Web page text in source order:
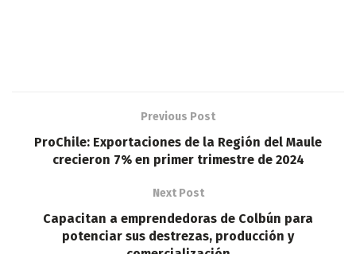
Previous Post
ProChile: Exportaciones de la Región del Maule
crecieron 7% en primer trimestre de 2024
Next Post
Capacitan a emprendedoras de Colbún para
potenciar sus destrezas, producción y